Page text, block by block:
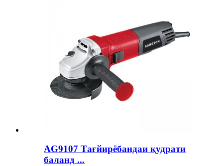
AG9107 Тағйирёбандаи қудрати
баланд ...